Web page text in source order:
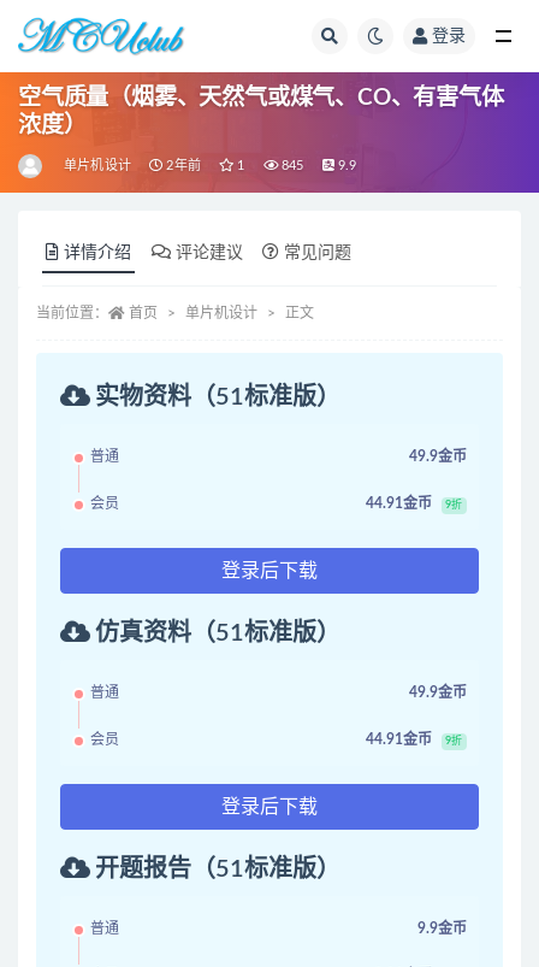
登录
空气质量（烟雾、天然气或煤气、CO、有害气体
浓度）
单片机设计 2年前 1 845 9.9
详情介绍 评论建议 常见问题
当前位置： 首页 单片机设计 正文
实物资料（51标准版）
普通 49.9金币
会员 44.91金币 9折
登录后下载
仿真资料（51标准版）
普通 49.9金币
会员 44.91金币 9折
登录后下载
开题报告（51标准版）
普通 9.9金币